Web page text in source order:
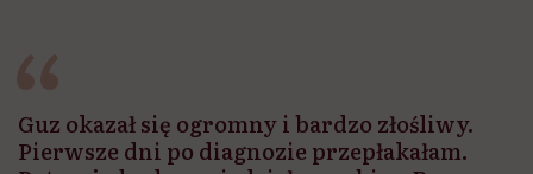
Guz okazał się ogromny i bardzo złośliwy.
Pierwsze dni po diagnozie przepłakałam.